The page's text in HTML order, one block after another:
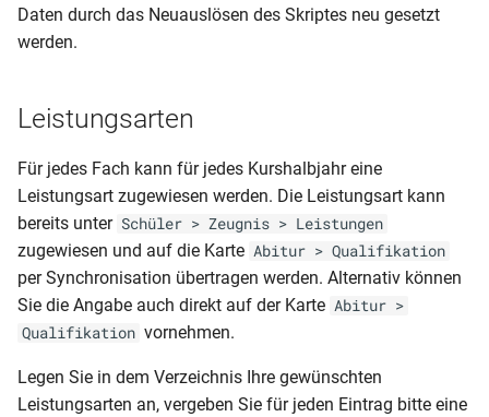
Daten durch das Neuauslösen des Skriptes neu gesetzt
werden.
Leistungsarten
Für jedes Fach kann für jedes Kurshalbjahr eine
Leistungsart zugewiesen werden. Die Leistungsart kann
bereits unter Schüler > Zeugnis > Leistungen
zugewiesen und auf die Karte Abitur > Qualifikation
per Synchronisation übertragen werden. Alternativ können
Sie die Angabe auch direkt auf der Karte Abitur >
Qualifikation vornehmen.
Legen Sie in dem Verzeichnis Ihre gewünschten
Leistungsarten an, vergeben Sie für jeden Eintrag bitte eine